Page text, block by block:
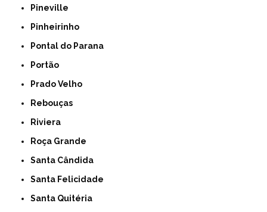
Pineville
Pinheirinho
Pontal do Parana
Portão
Prado Velho
Rebouças
Riviera
Roça Grande
Santa Cândida
Santa Felicidade
Santa Quitéria